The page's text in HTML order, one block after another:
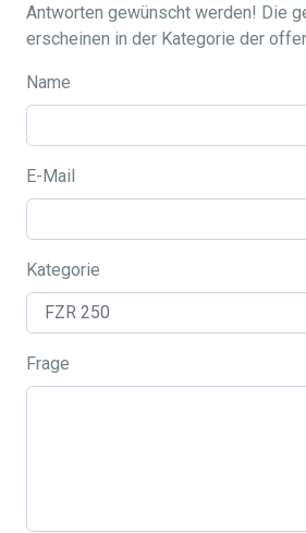
Antworten gewünscht werden! Die
erscheinen in der Kategorie der
Name
E-Mail
Kategorie
Frage